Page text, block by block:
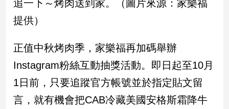
食
星
理
消
費
康/
追一下～烤肉送到家。（圖片來源：家樂福
提供）
正值中秋烤肉季，家樂福再加碼舉辦
Instagram粉絲互動抽獎活動。即日起至10月
1日前，只要追蹤官方帳號並於指定貼文留
言，就有機會把CAB冷藏美國安格斯霜降牛